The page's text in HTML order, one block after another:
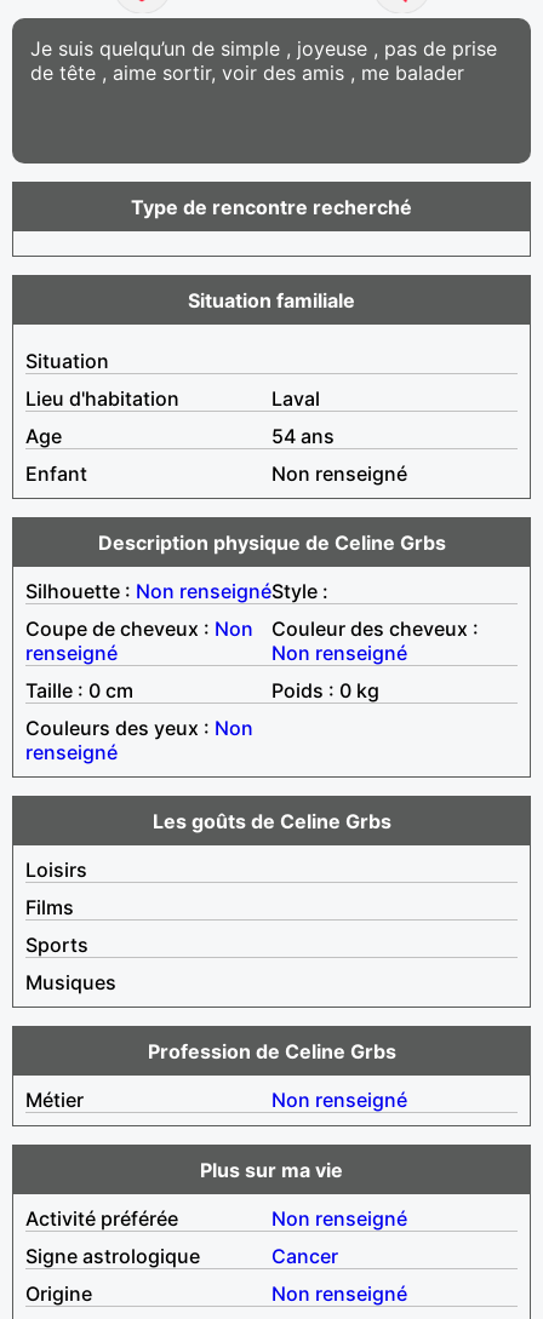
Je suis quelqu’un de simple , joyeuse , pas de prise
de tête , aime sortir, voir des amis , me balader
Type de rencontre recherché
Situation familiale
Situation
Lieu d'habitation
Laval
Age
54 ans
Enfant
Non renseigné
Description physique de Celine Grbs
Silhouette : Non renseignéStyle :
Coupe de cheveux : Non
renseigné
Couleur des cheveux :
Non renseigné
Taille : 0 cm
Poids : 0 kg
Couleurs des yeux : Non
renseigné
Les goûts de Celine Grbs
Loisirs
Films
Sports
Musiques
Profession de Celine Grbs
Métier
Non renseigné
Plus sur ma vie
Activité préférée
Non renseigné
Signe astrologique
Cancer
Origine
Non renseigné